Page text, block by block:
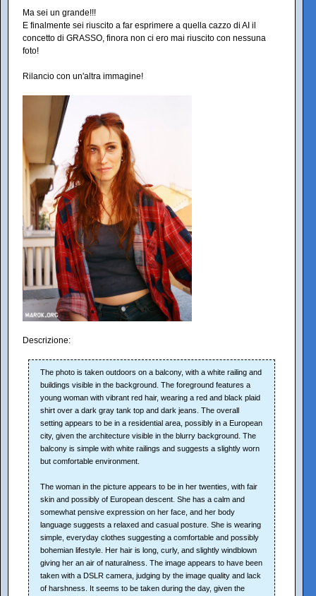
Ma sei un grande!!!
E finalmente sei riuscito a far esprimere a quella cazzo di AI il
concetto di GRASSO, finora non ci ero mai riuscito con nessuna
foto!
Rilancio con un'altra immagine!
Descrizione:
The photo is taken outdoors on a balcony, with a white railing and
buildings visible in the background. The foreground features a
young woman with vibrant red hair, wearing a red and black plaid
shirt over a dark gray tank top and dark jeans. The overall
setting appears to be in a residential area, possibly in a European
city, given the architecture visible in the blurry background. The
balcony is simple with white railings and suggests a slightly worn
but comfortable environment.
The woman in the picture appears to be in her twenties, with fair
skin and possibly of European descent. She has a calm and
somewhat pensive expression on her face, and her body
language suggests a relaxed and casual posture. She is wearing
simple, everyday clothes suggesting a comfortable and possibly
bohemian lifestyle. Her hair is long, curly, and slightly windblown
giving her an air of naturalness. The image appears to have been
taken with a DSLR camera, judging by the image quality and lack
of harshness. It seems to be taken during the day, given the